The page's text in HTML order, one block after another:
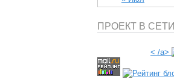
ПРОЕКТ В СЕТИ
< /a>